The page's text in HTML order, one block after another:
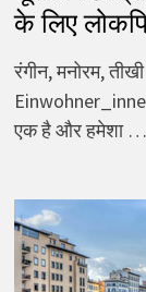
के लिए
रंगीन, मनोरम,
एक है और हमेशा …